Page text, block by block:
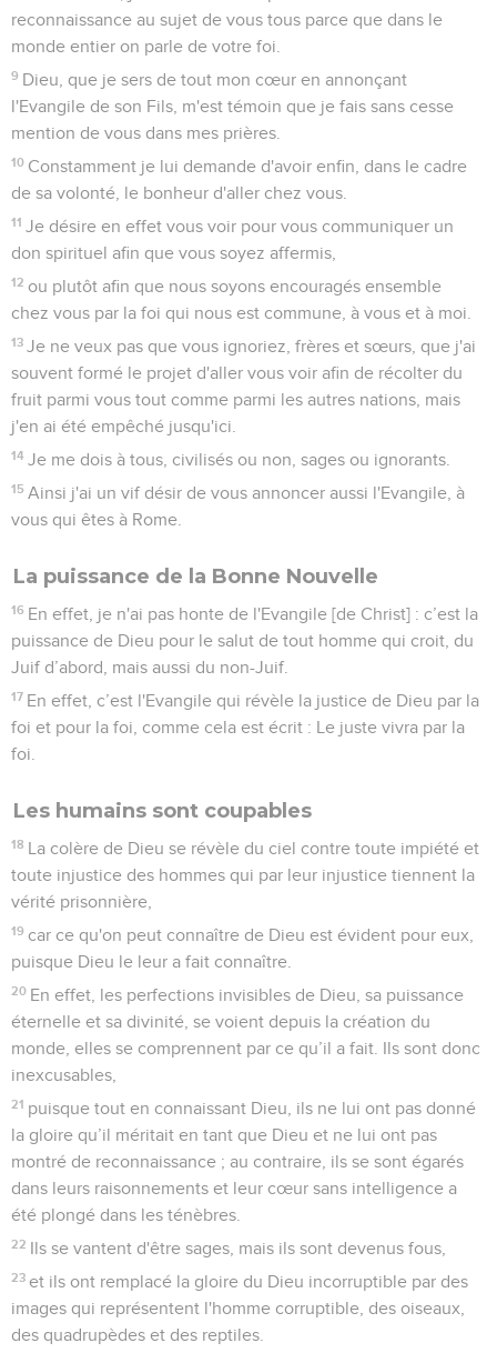
reconnaissance au sujet de vous tous parce que dans le
monde entier on parle de votre foi.
9 Dieu, que je sers de tout mon cœur en annonçant
l'Evangile de son Fils, m'est témoin que je fais sans cesse
mention de vous dans mes prières.
10 Constamment je lui demande d'avoir enfin, dans le cadre
de sa volonté, le bonheur d'aller chez vous.
11 Je désire en effet vous voir pour vous communiquer un
don spirituel afin que vous soyez affermis,
12 ou plutôt afin que nous soyons encouragés ensemble
chez vous par la foi qui nous est commune, à vous et à moi.
13 Je ne veux pas que vous ignoriez, frères et sœurs, que j'ai
souvent formé le projet d'aller vous voir afin de récolter du
fruit parmi vous tout comme parmi les autres nations, mais
j'en ai été empêché jusqu'ici.
14 Je me dois à tous, civilisés ou non, sages ou ignorants.
15 Ainsi j'ai un vif désir de vous annoncer aussi l'Evangile, à
vous qui êtes à Rome.
La puissance de la Bonne Nouvelle
16 En effet, je n'ai pas honte de l'Evangile [de Christ] : c’est la
puissance de Dieu pour le salut de tout homme qui croit, du
Juif d’abord, mais aussi du non-Juif.
17 En effet, c’est l'Evangile qui révèle la justice de Dieu par la
foi et pour la foi, comme cela est écrit : Le juste vivra par la
foi.
Les humains sont coupables
18 La colère de Dieu se révèle du ciel contre toute impiété et
toute injustice des hommes qui par leur injustice tiennent la
vérité prisonnière,
19 car ce qu'on peut connaître de Dieu est évident pour eux,
puisque Dieu le leur a fait connaître.
20 En effet, les perfections invisibles de Dieu, sa puissance
éternelle et sa divinité, se voient depuis la création du
monde, elles se comprennent par ce qu’il a fait. Ils sont donc
inexcusables,
21 puisque tout en connaissant Dieu, ils ne lui ont pas donné
la gloire qu’il méritait en tant que Dieu et ne lui ont pas
montré de reconnaissance ; au contraire, ils se sont égarés
dans leurs raisonnements et leur cœur sans intelligence a
été plongé dans les ténèbres.
22 Ils se vantent d'être sages, mais ils sont devenus fous,
23 et ils ont remplacé la gloire du Dieu incorruptible par des
images qui représentent l'homme corruptible, des oiseaux,
des quadrupèdes et des reptiles.